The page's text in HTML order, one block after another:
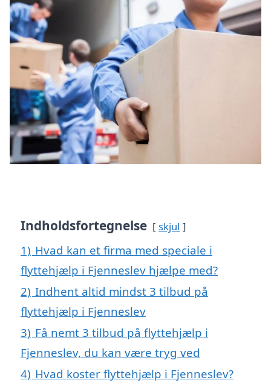
Indholdsfortegnelse skjul
1) Hvad kan et firma med speciale i
flyttehjælp i Fjenneslev hjælpe med?
2) Indhent altid mindst 3 tilbud på
flyttehjælp i Fjenneslev
3) Få nemt 3 tilbud på flyttehjælp i
Fjenneslev, du kan være tryg ved
4) Hvad koster flyttehjælp i Fjenneslev?